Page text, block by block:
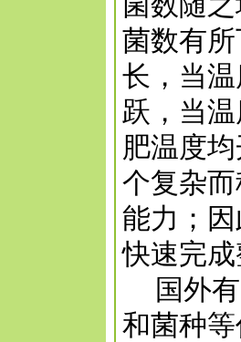
菌数有
长，当
跃，当
肥温度
个复杂
能力；
快速完
国外有
和菌种